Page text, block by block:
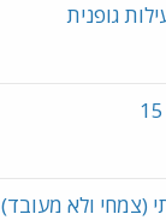
גופנית
(צמחי ולא מעובד)